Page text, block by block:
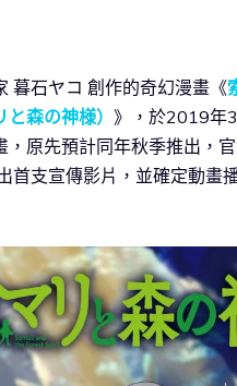
暮石ヤコ 創作的奇幻漫畫《
森の神様） 》，於2019年
，原先預計同年秋季推出，
首支宣傳影片，並確定動畫